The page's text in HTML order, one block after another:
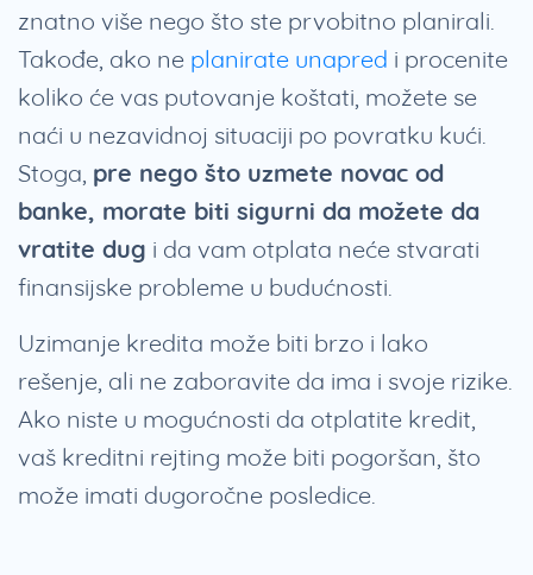
znatno više nego što ste prvobitno planirali.
Takođe, ako ne planirate unapred i procenite
koliko će vas putovanje koštati, možete se
naći u nezavidnoj situaciji po povratku kući.
Stoga, pre nego što uzmete novac od
banke, morate biti sigurni da možete da
vratite dug i da vam otplata neće stvarati
finansijske probleme u budućnosti.
Uzimanje kredita može biti brzo i lako
rešenje, ali ne zaboravite da ima i svoje rizike.
Ako niste u mogućnosti da otplatite kredit,
vaš kreditni rejting može biti pogoršan, što
može imati dugoročne posledice.